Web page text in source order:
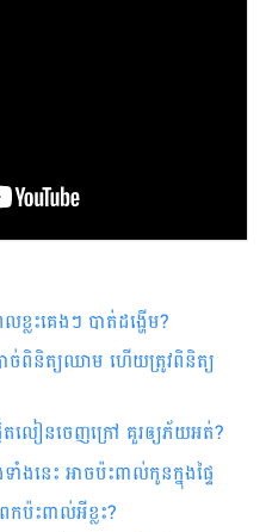
ខ្លះ​​​គេង​ៗ បាត់​​ដង្ហើម?
ច់ពិនិត្យឈាម ហើយត្រូវពិនិត្យ
តលៀនចេញក្រៅ គួរឲ្យភ័យអត់?
ាំងនេះ អាចប៉ះពាល់កូនក្នុងផ្ទៃ
កប៉ះពាល់អីខ្លះ?